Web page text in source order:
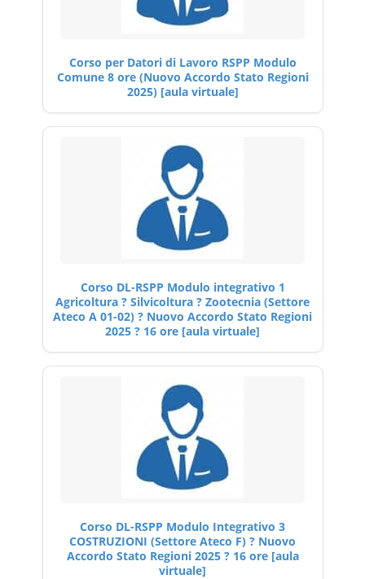
Corso per Datori di Lavoro RSPP Modulo
Comune 8 ore (Nuovo Accordo Stato Regioni
2025) [aula virtuale]
Corso DL-RSPP Modulo integrativo 1
Agricoltura ? Silvicoltura ? Zootecnia (Settore
Ateco A 01-02) ? Nuovo Accordo Stato Regioni
2025 ? 16 ore [aula virtuale]
Corso DL-RSPP Modulo Integrativo 3
COSTRUZIONI (Settore Ateco F) ? Nuovo
Accordo Stato Regioni 2025 ? 16 ore [aula
virtuale]